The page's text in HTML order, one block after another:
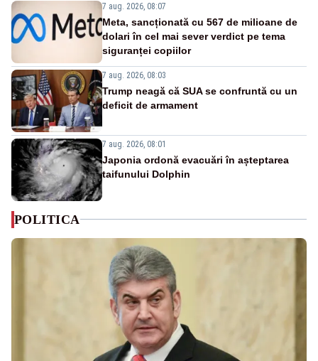
7 aug. 2026, 08:07
Meta, sancționată cu 567 de milioane de
dolari în cel mai sever verdict pe tema
siguranței copiilor
7 aug. 2026, 08:03
Trump neagă că SUA se confruntă cu un
deficit de armament
7 aug. 2026, 08:01
Japonia ordonă evacuări în așteptarea
taifunului Dolphin
POLITICA